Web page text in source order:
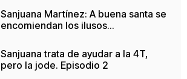
Sanjuana Martínez: A buena santa se
encomiendan los ilusos...
Sanjuana trata de ayudar a la 4T,
pero la jode. Episodio 2